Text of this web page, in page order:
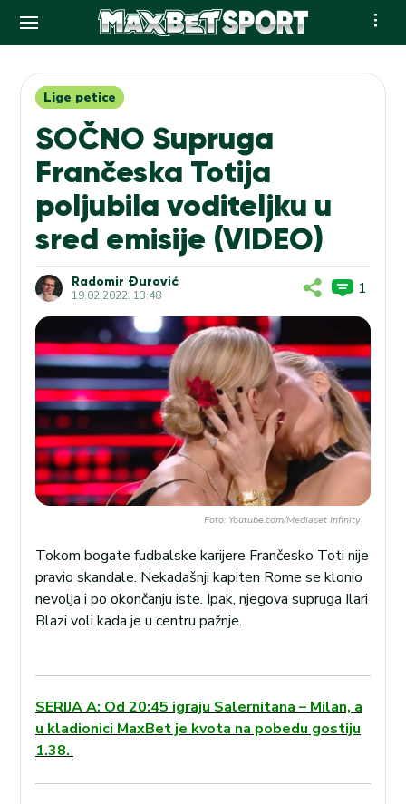
contentLige petice
SOČNO Supruga
Frančeska Totija
poljubila voditeljku u
sred emisije (VIDEO)
Radomir Đurović
19.02.2022. 13:48 1
Foto: Youtube.com/Mediaset Infinity
Tokom bogate fudbalske karijere Frančesko Toti nije
pravio skandale. Nekadašnji kapiten Rome se klonio
nevolja i po okončanju iste. Ipak, njegova supruga Ilari
Blazi voli kada je u centru pažnje.
SERIJA A: Od 20:45 igraju Salernitana – Milan, a
u kladionici MaxBet je kvota na pobedu gostiju
1.38.